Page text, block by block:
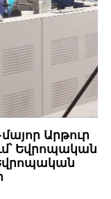
Արթուր
Եվրոպական